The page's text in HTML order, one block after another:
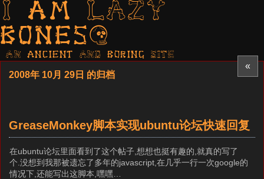
I am LAZY
bones?
AN ancient AND boring SITE
«
2008年 10月 29日 的归档
GreaseMonkey脚本实现ubuntu论坛快速回复
在ubuntu论坛里面看到了这个帖子,想想也挺有趣的,就真的写了
个.没想到我那被遗忘了多年的javascript,在几乎一行一次google的
情况下,还能写出这脚本,嘿嘿…